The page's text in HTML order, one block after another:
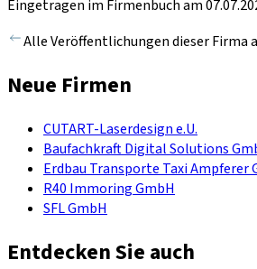
Eingetragen im Firmenbuch am
Alle Veröffentlichungen dieser Firma
Neue Firmen
CUTART-Laserdesign e.U.
Baufachkraft Digital Solutions
Erdbau Transporte Taxi Ampferer
R40 Immoring GmbH
SFL GmbH
Entdecken Sie auch